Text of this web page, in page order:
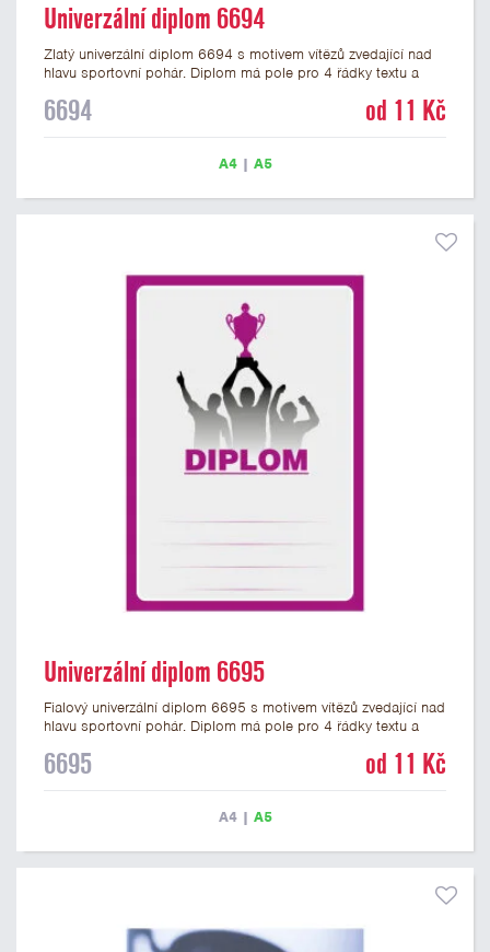
Univerzální diplom 6694
Zlatý univerzální diplom 6694 s motivem vítězů zvedající nad
hlavu sportovní pohár. Diplom má pole pro 4 řádky textu a
formátu A4 a A5. Tento univerzální diplom je vhodný pro
motivem vítězů s pohárem má gramáž 250 g/m2.
6694 od 11 Kč
A4| A5
Univerzální diplom 6695
Fialový univerzální diplom 6695 s motivem vítězů zvedající nad
hlavu sportovní pohár. Diplom má pole pro 4 řádky textu a
formátu A4 a A5. Tento univerzální diplom je vhodný pro
motivem vítězů s pohárem má gramáž 250 g/m2.
6695 od 11 Kč
A4| A5